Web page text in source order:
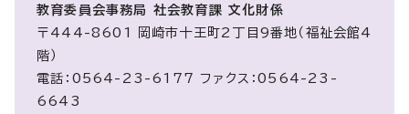
教育委員会事務局 社会教育課 文化財係
〒444-8601 岡崎市十王町2丁目9番地（福祉会館4
階）
電話：0564-23-6177 ファクス：0564-23-
6643